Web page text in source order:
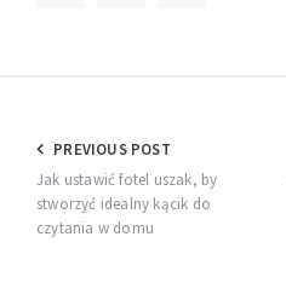
Nawigacja
wpisu
PREVIOUS POST
Jak ustawić fotel uszak, by
stworzyć idealny kącik do
czytania w domu